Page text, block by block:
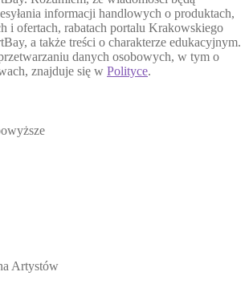
informacji handlowych o produktach,
i ofertach, rabatach portalu Krakowskiego
a także treści o charakterze edukacyjnym.
danych osobowych, w tym o
znajduje się w Polityce.
Artystów